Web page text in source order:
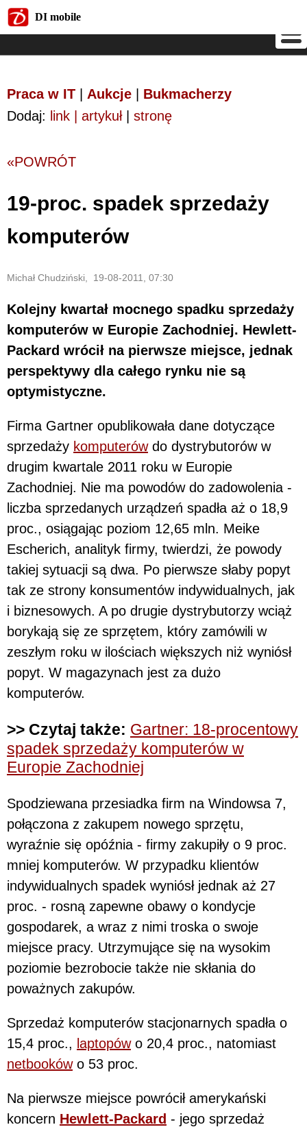
DI mobile
Praca w IT Aukcje
Bukmacherzy
Dodaj: link | artykuł| stronę
«POWRÓT
19-proc. spadek sprzedaży
komputerów
Michał Chudziński, 19-08-2011, 07:30
Kolejny kwartał mocnego spadku sprzedaży
komputerów w Europie Zachodniej. Hewlett-
Packard wrócił na pierwsze miejsce, jednak
perspektywy dla całego rynku nie są
optymistyczne.
Firma Gartner opublikowała dane dotyczące
sprzedaży komputerówdo dystrybutorów w
drugim kwartale 2011 roku w Europie
Zachodniej. Nie ma powodów do zadowolenia -
liczba sprzedanych urządzeń spadła aż o 18,9
proc., osiągając poziom 12,65 mln. Meike
Escherich, analityk firmy, twierdzi, że powody
takiej sytuacji są dwa. Po pierwsze słaby popyt
tak ze strony konsumentów indywidualnych, jak
i biznesowych. A po drugie dystrybutorzy wciąż
borykają się ze sprzętem, który zamówili w
zeszłym roku w ilościach większych niż wyniósł
popyt. W magazynach jest za dużo
komputerów.
>> Czytaj także: Gartner: 18-procentowy
spadek sprzedaży komputerów w
Europie Zachodniej
Spodziewana przesiadka firm na Windowsa 7,
połączona z zakupem nowego sprzętu,
wyraźnie się opóźnia - firmy zakupiły o 9 proc.
mniej komputerów. W przypadku klientów
indywidualnych spadek wyniósł jednak aż 27
proc. - rosną zapewne obawy o kondycje
gospodarek, a wraz z nimi troska o swoje
miejsce pracy. Utrzymujące się na wysokim
poziomie bezrobocie także nie skłania do
poważnych zakupów.
Sprzedaż komputerów stacjonarnych spadła o
15,4 proc., laptopówo 20,4 proc., natomiast
netbookówo 53 proc.
Na pierwsze miejsce powrócił amerykański
koncern Hewlett-Packard - jego sprzedaż
DI mobile